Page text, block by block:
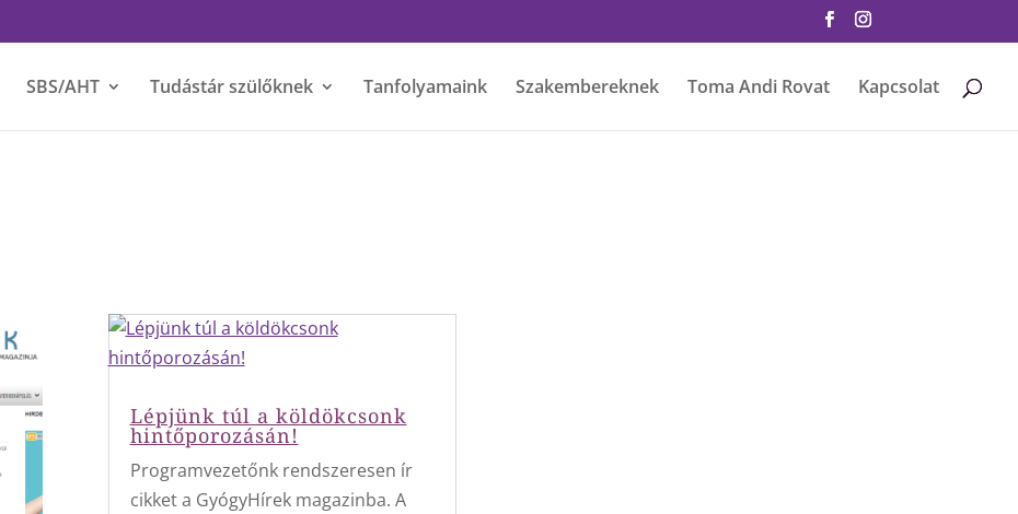
SBS/AHT Tudástár szülőknek Tanfolyamaink Szakembereknek Toma Andi Rovat Kapcsolat
Lépjünk túl a köldökcsonk
hintőporozásán!
Programvezetőnk rendszeresen ír
cikket a GyógyHírek magazinba. A